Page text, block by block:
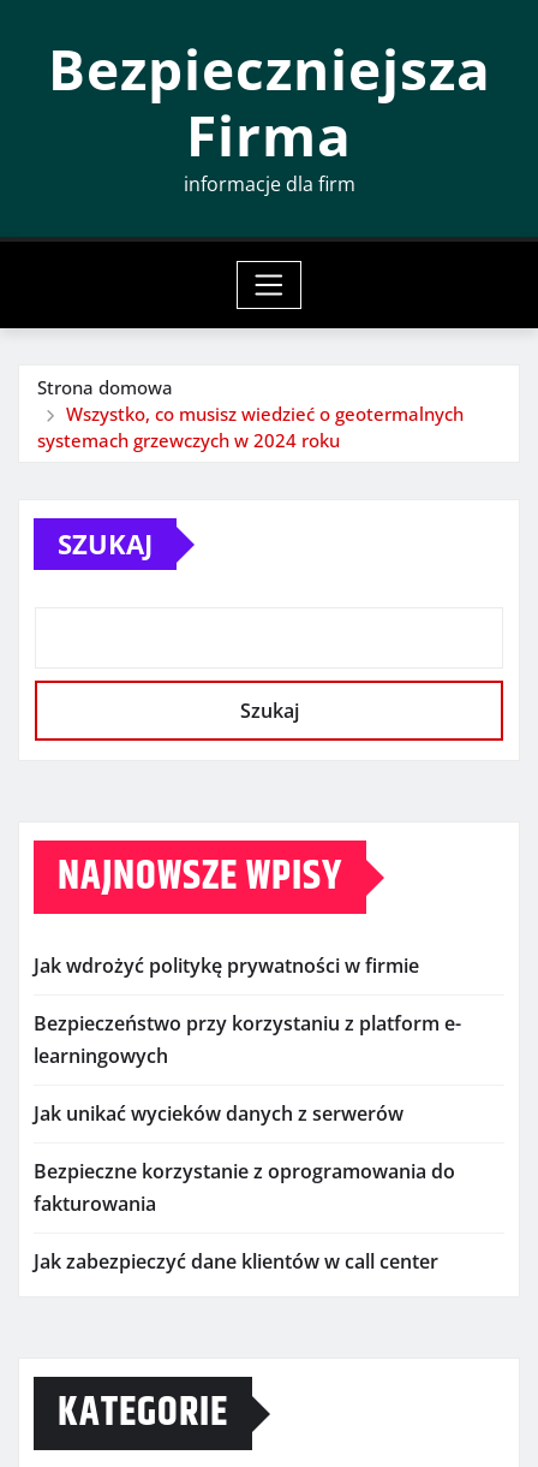
Bezpieczniejsza
Firma
informacje dla firm
Strona domowa
Wszystko, co musisz wiedzieć o geotermalnych
systemach grzewczych w 2024 roku
SZUKAJ
Szukaj
NAJNOWSZE WPISY
Jak wdrożyć politykę prywatności w firmie
Bezpieczeństwo przy korzystaniu z platform e-
learningowych
Jak unikać wycieków danych z serwerów
Bezpieczne korzystanie z oprogramowania do
fakturowania
Jak zabezpieczyć dane klientów w call center
KATEGORIE